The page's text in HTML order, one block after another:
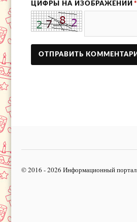
ЦИФРЫ НА ИЗОБРАЖЕНИИ *
© 2016 - 2026 Информационный портал